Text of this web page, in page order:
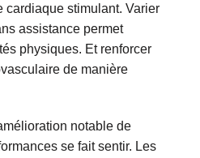
cardiaque stimulant. Varier
assistance permet
physiques. Et renforcer
de manière
notable de
se fait sentir. Les